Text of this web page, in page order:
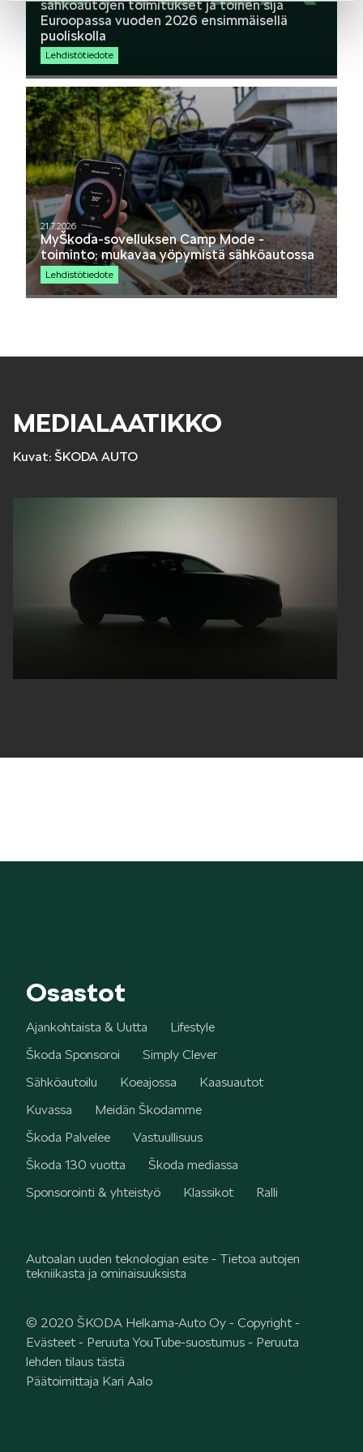
Mallit
FABIA
OCTAVIA
KODIAQ
ELROQ
EPIQ
sähköautojen toimitukset ja toinen sija
Euroopassa vuoden 2026 ensimmäisellä
puoliskolla
Lehdistötiedote
21.7.2026
MyŠkoda-sovelluksen Camp Mode -
toiminto: mukavaa yöpymistä sähköautossa
Lehdistötiedote
MEDIALAATIKKO
Kuvat: ŠKODA AUTO
Osastot
Ajankohtaista & Uutta
Lifestyle
Škoda Sponsoroi
Simply Clever
Sähköautoilu
Koeajossa
Kaasuautot
Kuvassa
Meidän Škodamme
Škoda Palvelee
Vastuullisuus
Škoda 130 vuotta
Škoda mediassa
Sponsorointi & yhteistyö
Klassikot Ralli
Autoalan uuden teknologian esite - Tietoa autojen
tekniikasta ja ominaisuuksista
© 2020 ŠKODA Helkama-Auto Oy - Copyright-
Evästeet- Peruuta YouTube-suostumus - Peruuta
lehden tilaus tästä
Päätoimittaja Kari Aalo